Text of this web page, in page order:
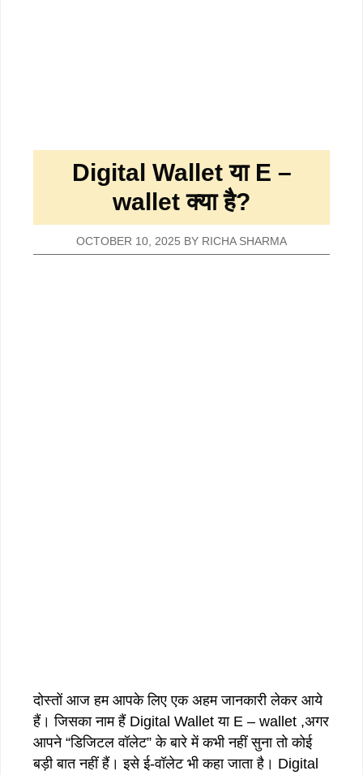
Digital Wallet या E –
wallet क्या है?
OCTOBER 10, 2025 BY RICHA SHARMA
दोस्तों आज हम आपके लिए एक अहम जानकारी लेकर आये
हैं। जिसका नाम हैं Digital Wallet या E – wallet ,अगर
आपने “डिजिटल वॉलेट” के बारे में कभी नहीं सुना तो कोई
बड़ी बात नहीं हैं। इसे ई-वॉलेट भी कहा जाता है। Digital